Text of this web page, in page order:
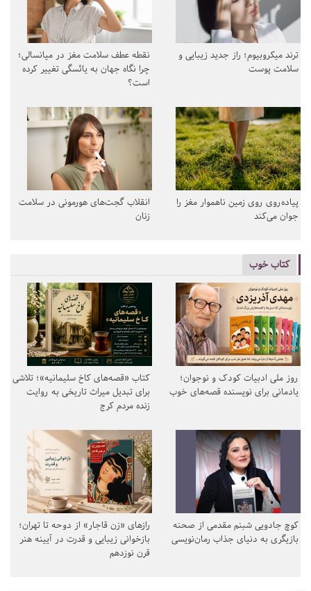
ترند میکروبیوم؛ راز جدید زیبایی و
سلامت پوست
نقطه عطف سلامت مغز در میانسالی؛
چرا نگاه جهان به یائسگی تغییر کرده
است؟
پیاده‌روی روی زمین ناهموار مغز را
جوان می‌کند
انقلاب گجت‌های هورمونی در سلامت
زنان
کتاب خوب
روز ملی ادبیات کودک و نوجوان؛
یادمانی برای نویسنده قصه‌های خوب
کتاب «قصه‌های کاخ سلیمانیه»؛ تلاشی
برای تبدیل میراث تاریخی به روایت
زنده مردم کرج
کوچ جادویی شبنم مقدمی از صحنه
بازیگری به دنیای جذاب رمان‌نویسی
رازهای «زن قاجار» از دوحه تا تهران؛
بازخوانی زیبایی و قدرت در آیینه هنر
قرن نوزدهم